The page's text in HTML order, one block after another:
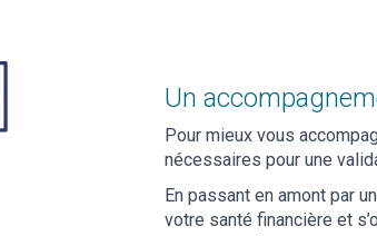
Un
Pour mieux vous
nécessaires pour une
En passant en amont par
votre santé financière et